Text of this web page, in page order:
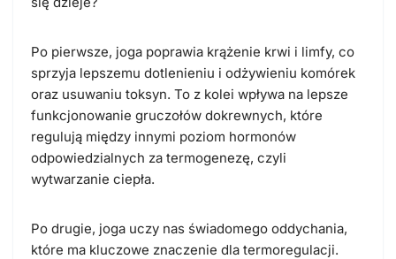
Po pierwsze, joga poprawia krążenie krwi i limfy, co
sprzyja lepszemu dotlenieniu i odżywieniu komórek
oraz usuwaniu toksyn. To z kolei wpływa na lepsze
funkcjonowanie gruczołów dokrewnych, które
regulują między innymi poziom hormonów
odpowiedzialnych za termogenezę, czyli
wytwarzanie ciepła.
Po drugie, joga uczy nas świadomego oddychania,
które ma kluczowe znaczenie dla termoregulacji.